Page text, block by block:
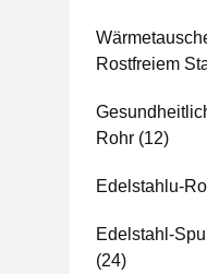
Rostfreiem
Rohr (12)
Edelstahlu-
Edelstahl-
(24)